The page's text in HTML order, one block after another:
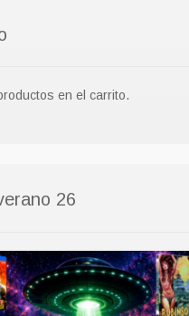
en el carrito.
26